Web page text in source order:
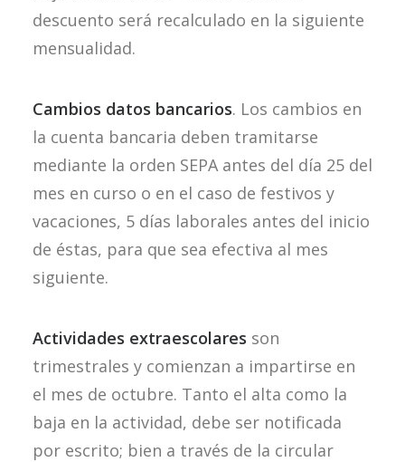
descuento será recalculado en la siguiente
mensualidad.
Cambios datos bancarios. Los cambios en
la cuenta bancaria deben tramitarse
mediante la orden SEPA antes del día 25 del
mes en curso o en el caso de festivos y
vacaciones, 5 días laborales antes del inicio
de éstas, para que sea efectiva al mes
siguiente.
Actividades extraescolares son
trimestrales y comienzan a impartirse en
el mes de octubre. Tanto el alta como la
baja en la actividad, debe ser notificada
por escrito; bien a través de la circular